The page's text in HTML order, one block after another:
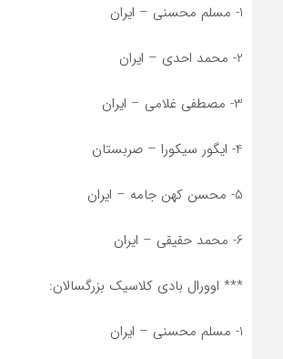
1- مسلم محسنی – ایران
2- محمد احدی – ایران
3- مصطفی غلامی – ایران
4- ایگور سیکورا – صربستان
5- محسن کهن جامه – ایران
6- محمد حقیقی – ایران
*** اوورال بادی کلاسیک بزرگسالان:
1- مسلم محسنی – ایران